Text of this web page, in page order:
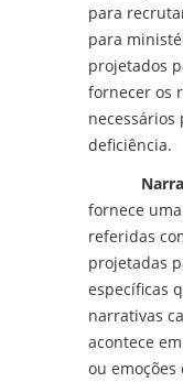
para
para
projetados
fornecer os
deficiência.
fornece
referidas
projetadas
específicas
narrativas
acontece
ou emoções